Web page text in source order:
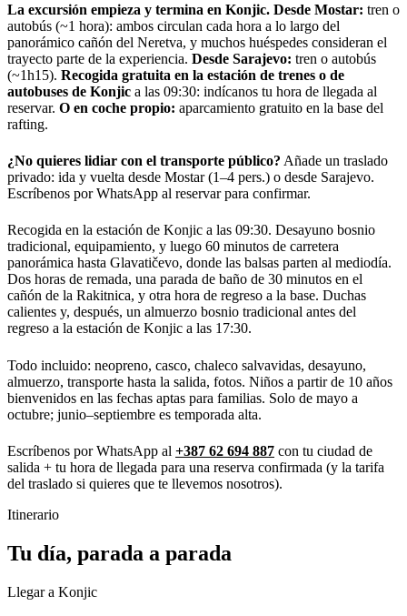
La excursión empieza y termina en Konjic. Desde Mostar: tren o
autobús (~1 hora): ambos circulan cada hora a lo largo del
panorámico cañón del Neretva, y muchos huéspedes consideran el
trayecto parte de la experiencia. Desde Sarajevo: tren o autobús
(~1h15). Recogida gratuita en la estación de trenes o de
autobuses de Konjic a las 09:30: indícanos tu hora de llegada al
reservar. O en coche propio: aparcamiento gratuito en la base del
rafting.
¿No quieres lidiar con el transporte público? Añade un traslado
privado: ida y vuelta desde Mostar (1–4 pers.) o desde Sarajevo.
Escríbenos por WhatsApp al reservar para confirmar.
Recogida en la estación de Konjic a las 09:30. Desayuno bosnio
tradicional, equipamiento, y luego 60 minutos de carretera
panorámica hasta Glavatičevo, donde las balsas parten al mediodía.
Dos horas de remada, una parada de baño de 30 minutos en el
cañón de la Rakitnica, y otra hora de regreso a la base. Duchas
calientes y, después, un almuerzo bosnio tradicional antes del
regreso a la estación de Konjic a las 17:30.
Todo incluido: neopreno, casco, chaleco salvavidas, desayuno,
almuerzo, transporte hasta la salida, fotos. Niños a partir de 10 años
bienvenidos en las fechas aptas para familias. Solo de mayo a
octubre; junio–septiembre es temporada alta.
Escríbenos por WhatsApp al +387 62 694 887 con tu ciudad de
salida + tu hora de llegada para una reserva confirmada (y la tarifa
del traslado si quieres que te llevemos nosotros).
Itinerario
Tu día, parada a parada
Llegar a Konjic